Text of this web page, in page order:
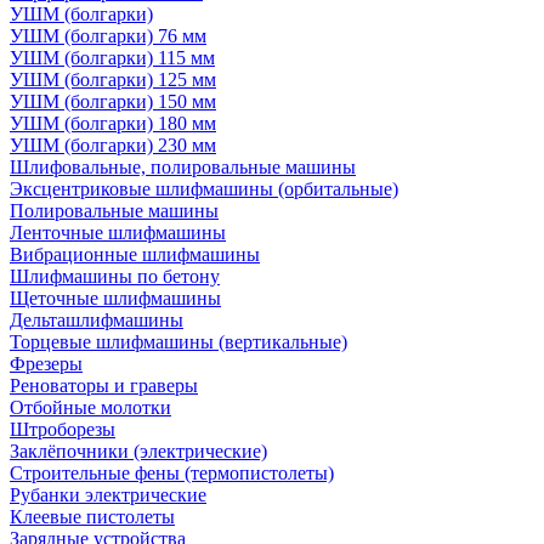
УШМ (болгарки)
УШМ (болгарки) 76 мм
УШМ (болгарки) 115 мм
УШМ (болгарки) 125 мм
УШМ (болгарки) 150 мм
УШМ (болгарки) 180 мм
УШМ (болгарки) 230 мм
Шлифовальные, полировальные машины
Эксцентриковые шлифмашины (орбитальные)
Полировальные машины
Ленточные шлифмашины
Вибрационные шлифмашины
Шлифмашины по бетону
Щеточные шлифмашины
Дельташлифмашины
Торцевые шлифмашины (вертикальные)
Фрезеры
Реноваторы и граверы
Отбойные молотки
Штроборезы
Заклёпочники (электрические)
Строительные фены (термопистолеты)
Рубанки электрические
Клеевые пистолеты
Зарядные устройства